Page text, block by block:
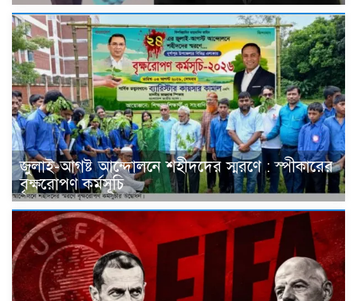
জুলাই-আগষ্ট আন্দোলনে শহীদদের স্মরণে : স্পীকারের
বৃক্ষরোপণ কর্মসূচি